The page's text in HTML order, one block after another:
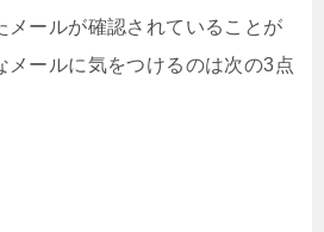
メールが確認されていることが
メールに気をつけるのは次の3点